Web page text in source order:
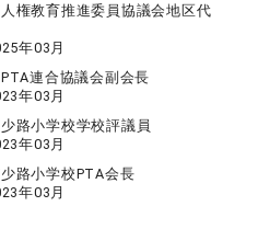
権教育推進委員協議会地区代
年03月
連合協議会副会長
年03月
路小学校学校評議員
年03月
路小学校PTA会長
年03月